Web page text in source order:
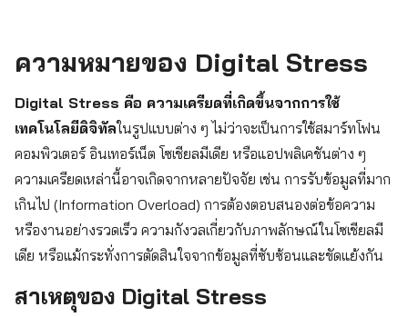
ความหมายของ Digital Stress
Digital Stress คือ ความเครียดที่เกิดขึ้นจากการใช้
เทคโนโลยีดิจิทัลในรูปแบบต่าง ๆ ไม่ว่าจะเป็นการใช้สมาร์ทโฟน
คอมพิวเตอร์ อินเทอร์เน็ต โซเชียลมีเดีย หรือแอปพลิเคชันต่าง ๆ
ความเครียดเหล่านี้อาจเกิดจากหลายปัจจัย เช่น การรับข้อมูลที่มาก
เกินไป (Information Overload) การต้องตอบสนองต่อข้อความ
หรืองานอย่างรวดเร็ว ความกังวลเกี่ยวกับภาพลักษณ์ในโซเชียลมี
เดีย หรือแม้กระทั่งการตัดสินใจจากข้อมูลที่ซับซ้อนและขัดแย้งกัน
สาเหตุของ Digital Stress